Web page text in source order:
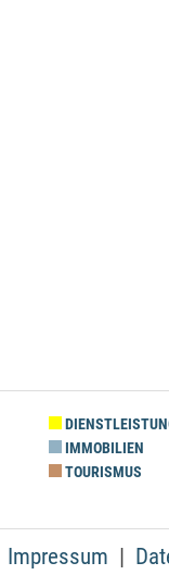
IMMOBILIEN
TOURISMUS
Impressum